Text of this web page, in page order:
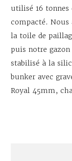
utilisé 16 tonnes
compacté. Nous
la toile de
puis notre
stabilisé à la
bunker avec
Royal 45mm,